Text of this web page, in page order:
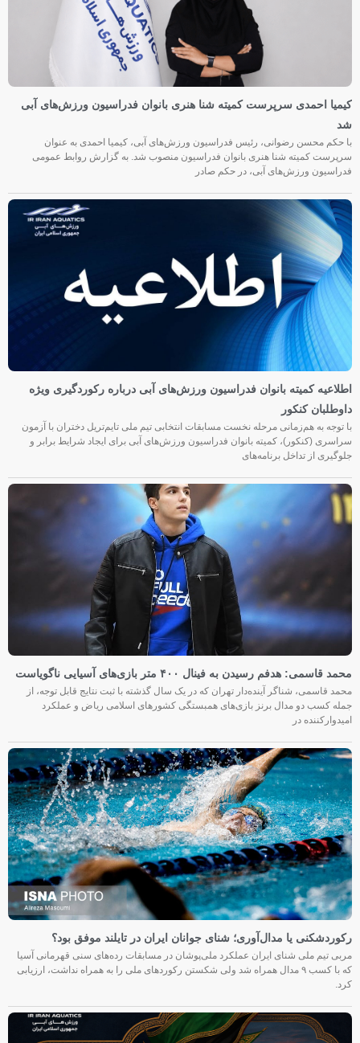
کیمیا احمدی سرپرست کمیته شنا هنری بانوان فدراسیون ورزش‌های آبی
شد
با حکم محسن رضوانی، رئیس فدراسیون ورزش‌های آبی، کیمیا احمدی به عنوان
سرپرست کمیته شنا هنری بانوان فدراسیون منصوب شد. به گزارش روابط عمومی
فدراسیون ورزش‌های آبی، در حکم صادر
اطلاعیه کمیته بانوان فدراسیون ورزش‌های آبی درباره رکوردگیری ویژه
داوطلبان کنکور
با توجه به هم‌زمانی مرحله نخست مسابقات انتخابی تیم ملی تایم‌تریل دختران با آزمون
سراسری (کنکور)، کمیته بانوان فدراسیون ورزش‌های آبی برای ایجاد شرایط برابر و
جلوگیری از تداخل برنامه‌های
محمد قاسمی: هدفم رسیدن به فینال ۴۰۰ متر بازی‌های آسیایی ناگویاست
محمد قاسمی، شناگر آینده‌دار تهران که در یک سال گذشته با ثبت نتایج قابل توجه، از
جمله کسب دو مدال برنز بازی‌های همبستگی کشورهای اسلامی ریاض و عملکرد
امیدوارکننده در
رکوردشکنی یا مدال‌آوری؛ شنای جوانان ایران در تایلند موفق بود؟
مربی تیم ملی شنای ایران عملکرد ملی‌پوشان در مسابقات رده‌های سنی قهرمانی آسیا
که با کسب ۹ مدال همراه شد ولی شکستن رکوردهای ملی را به همراه نداشت، ارزیابی
کرد.